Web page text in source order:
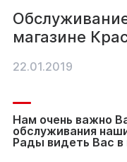
магазине
22.01.2019
Нам очень важно
обслуживания
Рады видеть Вас в